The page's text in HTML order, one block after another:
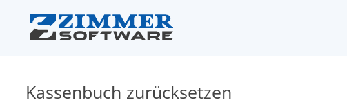
Kassenbuch zurücksetzen